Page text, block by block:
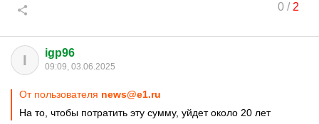
0/ 2
I igp96
09:09, 03.06.2025
От пользователя news@e1.ru
На то, чтобы потратить эту сумму, уйдет около 20 лет